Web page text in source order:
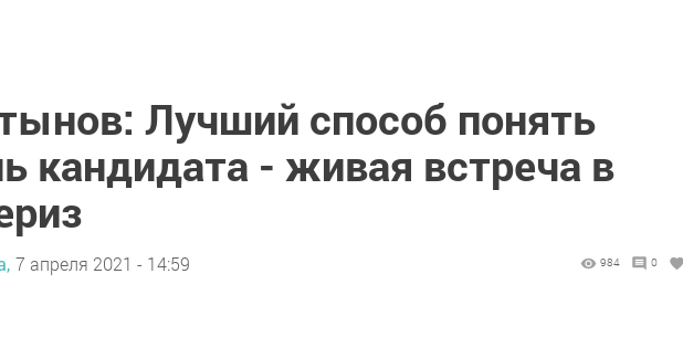
Лучший способ понять
кандидата - живая встреча в
7 апреля 2021 - 14:59 984 0